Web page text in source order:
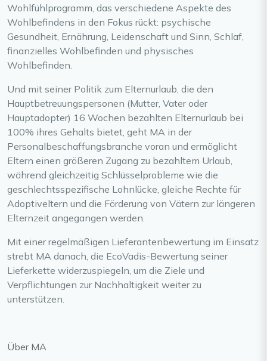
Wohlfühlprogramm, das verschiedene Aspekte des
Wohlbefindens in den Fokus rückt: psychische
Gesundheit, Ernährung, Leidenschaft und Sinn, Schlaf,
finanzielles Wohlbefinden und physisches
Wohlbefinden.
Und mit seiner Politik zum Elternurlaub, die den
Hauptbetreuungspersonen (Mutter, Vater oder
Hauptadopter) 16 Wochen bezahlten Elternurlaub bei
100% ihres Gehalts bietet, geht MA in der
Personalbeschaffungsbranche voran und ermöglicht
Eltern einen größeren Zugang zu bezahltem Urlaub,
während gleichzeitig Schlüsselprobleme wie die
geschlechtsspezifische Lohnlücke, gleiche Rechte für
Adoptiveltern und die Förderung von Vätern zur längeren
Elternzeit angegangen werden.
Mit einer regelmäßigen Lieferantenbewertung im Einsatz
strebt MA danach, die EcoVadis-Bewertung seiner
Lieferkette widerzuspiegeln, um die Ziele und
Verpflichtungen zur Nachhaltigkeit weiter zu
unterstützen.
Über MA